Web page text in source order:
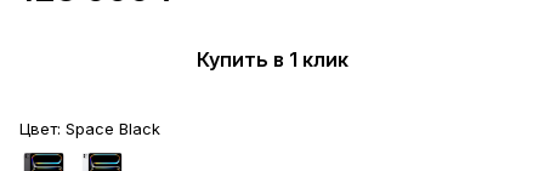
Купить в 1 клик
Цвет: Space Black